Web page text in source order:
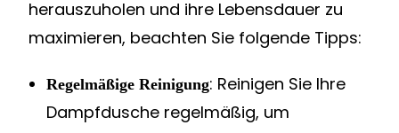
herauszuholen und ihre Lebensdauer zu
maximieren, beachten Sie folgende Tipps:
Regelmäßige Reinigung: Reinigen Sie Ihre
Dampfdusche regelmäßig, um